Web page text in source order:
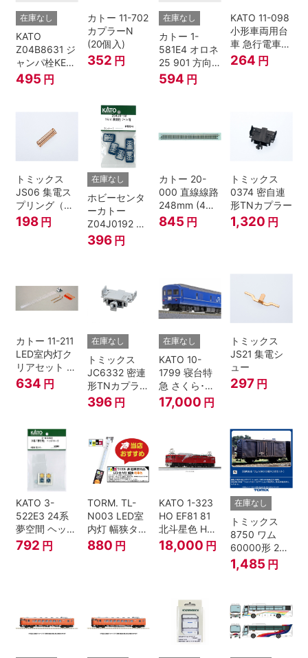
在庫なし
KATO
Z04B8631 ジ
ャンパ栓KE76
濃青 ランナー
495 円
カトー 11-702
カプラーN
(20個入)
352 円
在庫なし
カトー 1-
581E4 オロネ
25 901 方向
幕 4両分
594 円
KATO 11-098
小形車両用台
車 急行電車1
Bトレインシ
ョーティー 対
264 円
トミックス
JS06 集電ス
プリング（Ｌ
=7.5mm・4個
入） 鉄道模型
198 円
在庫なし
ホビーセンタ
ーカトー
Z04J0192 ク
モハ115 横須
賀色 ジャンパ
396 円
カトー 20-
000 直線線路
248mm (4本
入) Nゲージ
845 円
トミックス
0374 密自連
形TNカプラー
1,320 円
カトー 11-211
LED室内灯ク
リアセット N
ゲージ
634 円
在庫なし
トミックス
JC6332 密連
形TNカプラー
(SPグレー電
連付・211系)
396 円
在庫なし
KATO 10-
1799 寝台特
急 さくら･は
やぶさ/富士
24系 9両セッ
17,000 円
トミックス
JS21 集電シ
ュー
297 円
KATO 3-
522E3 24系
夢空間 ヘッド
マーク 4種各1
792 円
TORM. TL-
N003 LED室
内灯 幅狭タイ
プ・電球色 1
本 鉄道模型
880 円
KATO 1-323
HO EF81 81
北斗星色 HO
ゲージ
18,000 円
在庫なし
トミックス
8750 ワム
60000形 2両
セット Nゲー
ジ
1,485 円